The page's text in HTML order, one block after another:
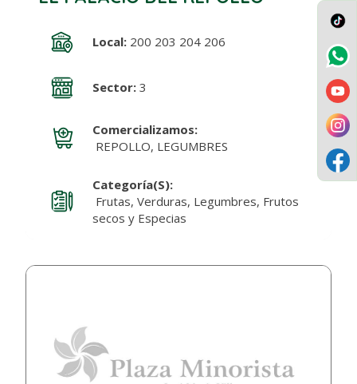
Local:200 203 204 206
Sector:3
Comercializamos:
REPOLLO, LEGUMBRES
Categoría(s):
Frutas, Verduras, Legumbres, Frutos
secos y Especias